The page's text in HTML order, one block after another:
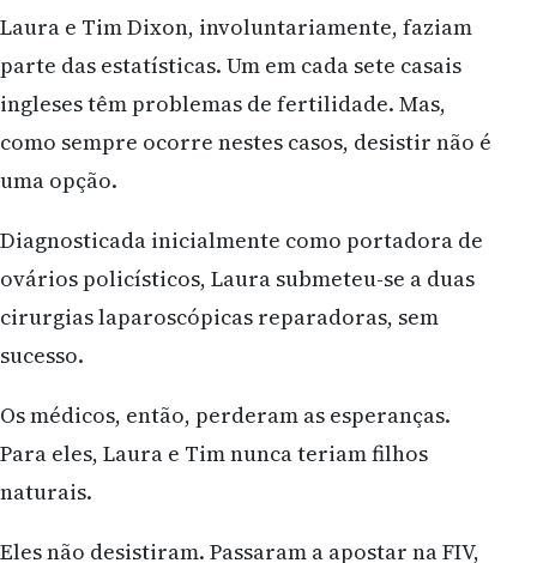
Laura e Tim Dixon, involuntariamente, faziam
parte das estatísticas. Um em cada sete casais
ingleses têm problemas de fertilidade. Mas,
como sempre ocorre nestes casos, desistir não é
uma opção.
Diagnosticada inicialmente como portadora de
ovários policísticos, Laura submeteu-se a duas
cirurgias laparoscópicas reparadoras, sem
sucesso.
Os médicos, então, perderam as esperanças.
Para eles, Laura e Tim nunca teriam filhos
naturais.
Eles não desistiram. Passaram a apostar na FIV,